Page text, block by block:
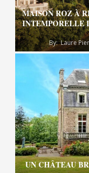
MAISON ROZ À
INTEMPORELLE
By: Laure
UN CHÂTEAU